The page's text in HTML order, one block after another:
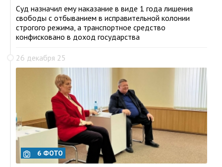
Суд назначил ему наказание в виде 1 года лишения
свободы с отбыванием в исправительной колонии
строгого режима, а транспортное средство
конфисковано в доход государства
26 декабря 25
6 ФОТО